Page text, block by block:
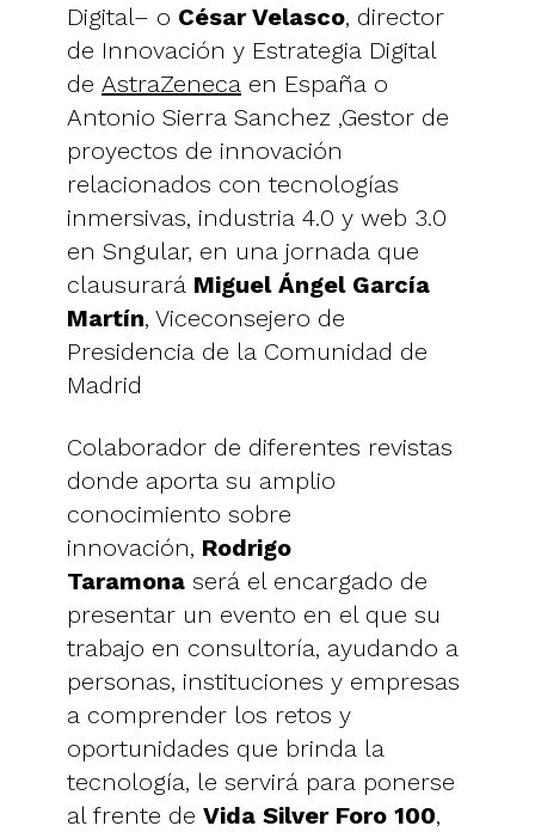
Digital– o César Velasco, director
de Innovación y Estrategia Digital
de AstraZeneca en España o
Antonio Sierra Sanchez ,Gestor de
proyectos de innovación
relacionados con tecnologías
inmersivas, industria 4.0 y web 3.0
en Sngular, en una jornada que
clausurará Miguel Ángel García
Martín, Viceconsejero de
Presidencia de la Comunidad de
Madrid
Colaborador de diferentes revistas
donde aporta su amplio
conocimiento sobre
innovación, Rodrigo
Taramona será el encargado de
presentar un evento en el que su
trabajo en consultoría, ayudando a
personas, instituciones y empresas
a comprender los retos y
oportunidades que brinda la
tecnología, le servirá para ponerse
al frente de Vida Silver Foro 100,